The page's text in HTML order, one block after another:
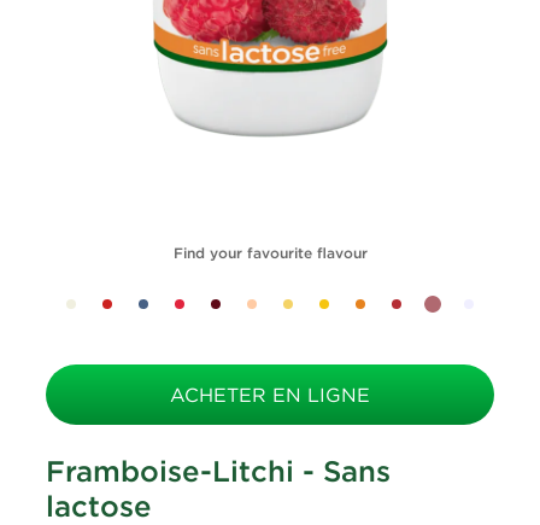
Find your favourite flavour
ACHETER EN LIGNE
Framboise-Litchi - Sans
lactose